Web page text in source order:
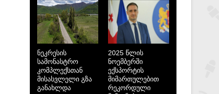
ნეკრესის
სამონასტრო
კომპლექსთან
მისასვლელი გზა
განახლდა
2025 წლის
ნოემბერში
ექსპორტის
მიმართულებით
რეკორდული